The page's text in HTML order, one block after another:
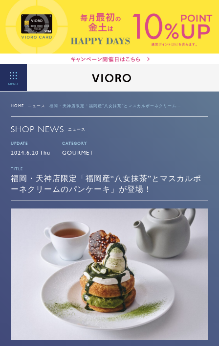
MENU
HOME ニュース 福岡・天神店限定「福岡産“八女抹茶”とマスカルポーネクリーム...
SHOP NEWS ニュース
UPDATE
2024.6.20 Thu
CATEGORY
GOURMET
TITLE
福岡・天神店限定「福岡産“八女抹茶”とマスカルポ
ーネクリームのパンケーキ」が登場！